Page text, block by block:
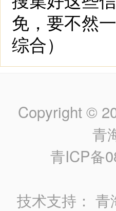
免，要不然
综合）
Copyright ©
青
青ICP备
技术支持：青